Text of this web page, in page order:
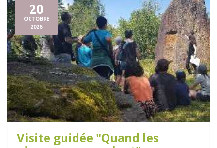
20
OCTOBRE
2026
Visite guidée "Quand les